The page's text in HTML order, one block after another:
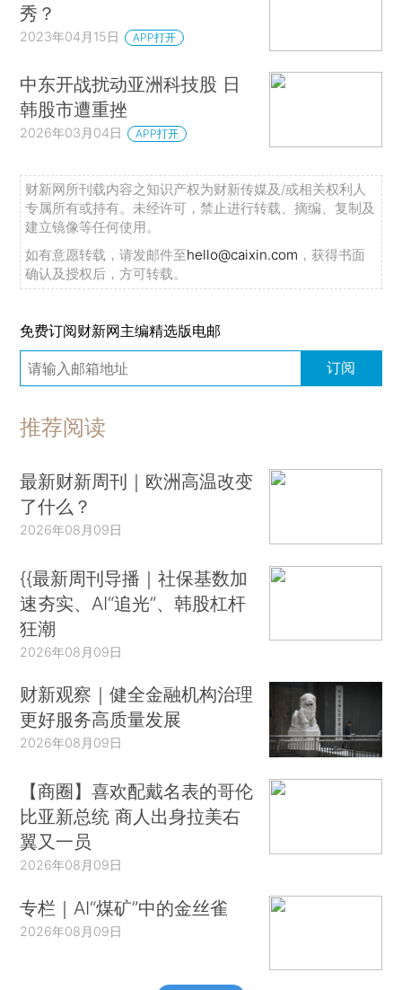
秀？
2023年04月15日 APP打开
中东开战扰动亚洲科技股 日
韩股市遭重挫
2026年03月04日 APP打开
财新网所刊载内容之知识产权为财新传媒及/或相关权利人
专属所有或持有。未经许可，禁止进行转载、摘编、复制及
建立镜像等任何使用。
如有意愿转载，请发邮件至hello@caixin.com ，获得书面
确认及授权后，方可转载。
免费订阅财新网主编精选版电邮
订阅
推荐阅读
最新财新周刊｜欧洲高温改变
了什么？
2026年08月09日
{{最新周刊导播｜社保基数加
速夯实、AI“追光”、韩股杠杆
狂潮
2026年08月09日
财新观察｜健全金融机构治理
更好服务高质量发展
2026年08月09日
【商圈】喜欢配戴名表的哥伦
比亚新总统 商人出身拉美右
翼又一员
2026年08月09日
专栏｜AI“煤矿”中的金丝雀
2026年08月09日